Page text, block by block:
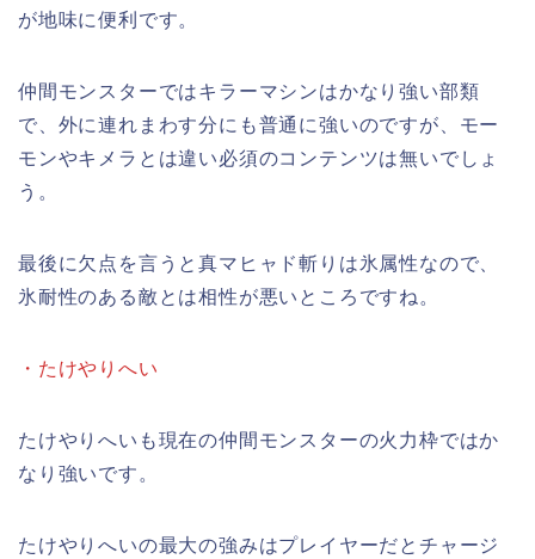
が地味に便利です。
仲間モンスターではキラーマシンはかなり強い部類
で、外に連れまわす分にも普通に強いのですが、モー
モンやキメラとは違い必須のコンテンツは無いでしょ
う。
最後に欠点を言うと真マヒャド斬りは氷属性なので、
氷耐性のある敵とは相性が悪いところですね。
・たけやりへい
たけやりへいも現在の仲間モンスターの火力枠ではか
なり強いです。
たけやりへいの最大の強みはプレイヤーだとチャージ